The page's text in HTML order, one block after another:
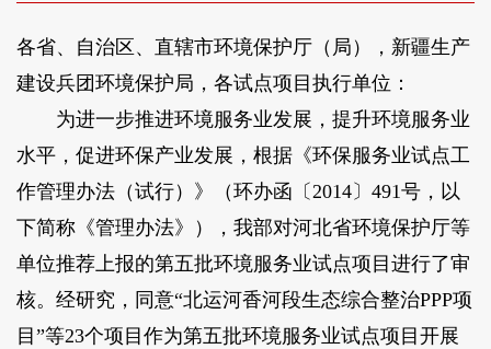
各省、自治区、直辖市环境保护厅（局），新疆生产
建设兵团环境保护局，各试点项目执行单位：
为进一步推进环境服务业发展，提升环境服务业
水平，促进环保产业发展，根据《环保服务业试点工
作管理办法（试行）》（环办函〔2014〕491号，以
下简称《管理办法》），我部对河北省环境保护厅等
单位推荐上报的第五批环境服务业试点项目进行了审
核。经研究，同意“北运河香河段生态综合整治PPP项
目”等23个项目作为第五批环境服务业试点项目开展